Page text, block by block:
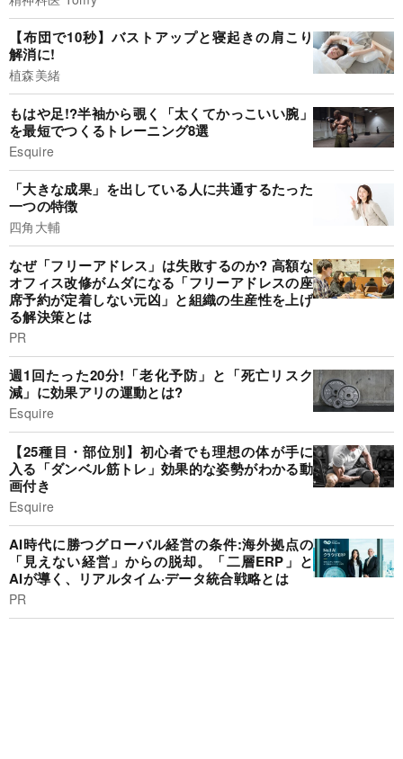
【布団で10秒】バストアップと寝起きの肩こり
解消に!
植森美緒
もはや足!?半袖から覗く「太くてかっこいい腕」
を最短でつくるトレーニング8選
Esquire
「大きな成果」を出している人に共通するたった
一つの特徴
四角大輔
なぜ「フリーアドレス」は失敗するのか? 高額な
オフィス改修がムダになる「フリーアドレスの座
席予約が定着しない元凶」と組織の生産性を上げ
る解決策とは
PR
週1回たった20分!「老化予防」と「死亡リスク
減」に効果アリの運動とは?
Esquire
【25種目・部位別】初心者でも理想の体が手に
入る「ダンベル筋トレ」効果的な姿勢がわかる動
画付き
Esquire
AI時代に勝つグローバル経営の条件:海外拠点の
「見えない経営」からの脱却。「二層ERP」と
AIが導く、リアルタイム·データ統合戦略とは
PR